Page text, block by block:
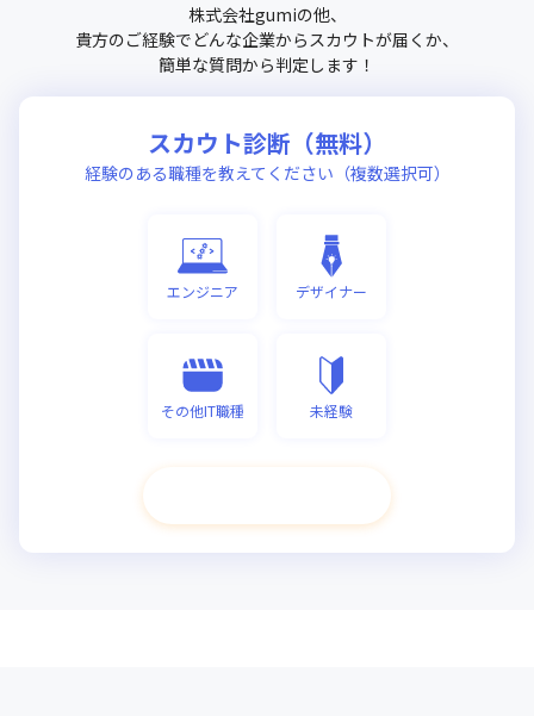
株式会社gumiの他、
貴方のご経験でどんな企業からスカウトが届くか、
簡単な質問から判定します！
スカウト診断（無料）
経験のある職種を教えてください（複数選択可）
エンジニア デザイナー
その他IT職種 未経験